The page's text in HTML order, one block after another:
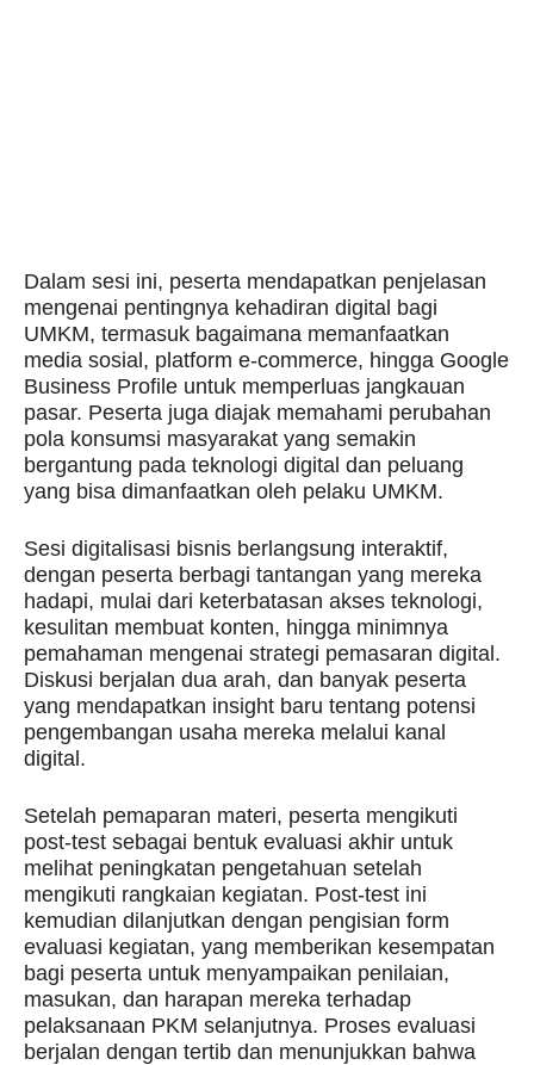
Dalam sesi ini, peserta mendapatkan penjelasan
mengenai pentingnya kehadiran digital bagi
UMKM, termasuk bagaimana memanfaatkan
media sosial, platform e-commerce, hingga Google
Business Profile untuk memperluas jangkauan
pasar. Peserta juga diajak memahami perubahan
pola konsumsi masyarakat yang semakin
bergantung pada teknologi digital dan peluang
yang bisa dimanfaatkan oleh pelaku UMKM.
Sesi digitalisasi bisnis berlangsung interaktif,
dengan peserta berbagi tantangan yang mereka
hadapi, mulai dari keterbatasan akses teknologi,
kesulitan membuat konten, hingga minimnya
pemahaman mengenai strategi pemasaran digital.
Diskusi berjalan dua arah, dan banyak peserta
yang mendapatkan insight baru tentang potensi
pengembangan usaha mereka melalui kanal
digital.
Setelah pemaparan materi, peserta mengikuti
post-test sebagai bentuk evaluasi akhir untuk
melihat peningkatan pengetahuan setelah
mengikuti rangkaian kegiatan. Post-test ini
kemudian dilanjutkan dengan pengisian form
evaluasi kegiatan, yang memberikan kesempatan
bagi peserta untuk menyampaikan penilaian,
masukan, dan harapan mereka terhadap
pelaksanaan PKM selanjutnya. Proses evaluasi
berjalan dengan tertib dan menunjukkan bahwa